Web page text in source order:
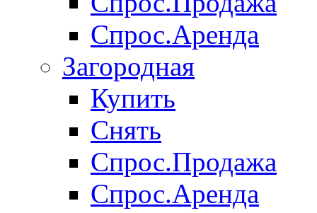
Спрос.Аренда
Загородная
Купить
Снять
Спрос.Продажа
Спрос.Аренда